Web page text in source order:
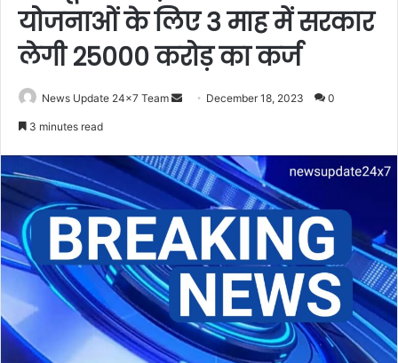
योजनाओं के लिए 3 माह में सरकार
लेगी 25000 करोड़ का कर्ज
News Update 24x7 Team
Send December 18, 2023 0
3 minutes read